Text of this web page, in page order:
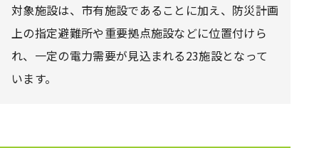
対象施設は、市有施設であることに加え、防災計画
上の指定避難所や重要拠点施設などに位置付けら
れ、一定の電力需要が見込まれる23施設となって
います。